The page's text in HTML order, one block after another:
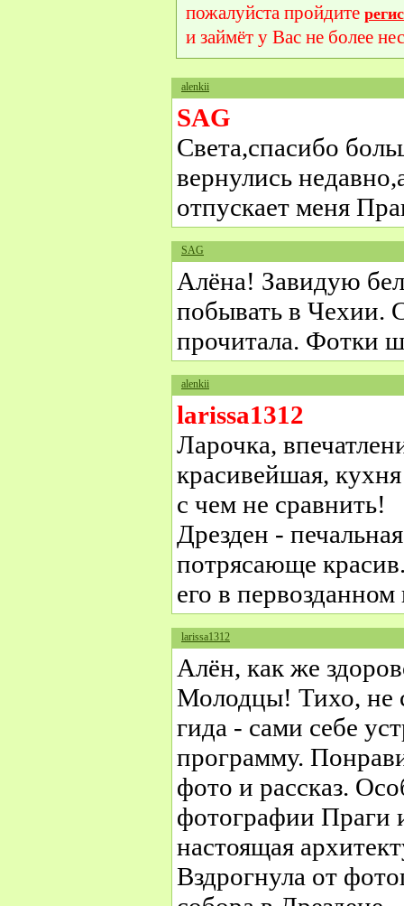
пожалуйста пройдите
и займёт у Вас не более
alenkii
SAG
Света,спасибо
вернулись
отпускает меня
SAG
Алёна! Завидую
побывать в Чехии.
прочитала. Фотки
alenkii
larissa1312
Ларочка,
красивейшая,
с чем не сравнить!
Дрезден -
потрясающе
его в
larissa1312
Алён, как же
Молодцы! Тихо, не
гида - сами себе
программу.
фото и рассказ.
фотографии Праги
настоящая
Вздрогнула от